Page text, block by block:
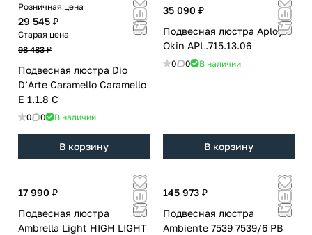
Розничная цена
29 545 ₽
Старая цена
98 483 ₽
Подвесная люстра Dio
D’Arte Caramello Caramello
E 1.1.8 C
0 0 В наличии
В корзину
35 090 ₽
Подвесная люстра Aployt
Okin APL.715.13.06
0 0 В наличии
В корзину
17 990 ₽
Подвесная люстра
Ambrella Light HIGH LIGHT
145 973 ₽
Подвесная люстра
Ambiente 7539 7539/6 PB